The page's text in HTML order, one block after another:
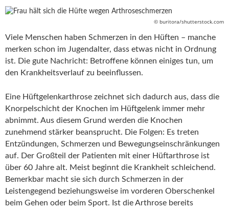
© buritora/shutterstock.com
Viele Menschen haben Schmerzen in den Hüften – manche
merken schon im Jugendalter, dass etwas nicht in Ordnung
ist. Die gute Nachricht: Betroffene können einiges tun, um
den Krankheitsverlauf zu beeinflussen.
Eine Hüftgelenkarthrose zeichnet sich dadurch aus, dass die
Knorpelschicht der Knochen im Hüftgelenk immer mehr
abnimmt. Aus diesem Grund werden die Knochen
zunehmend stärker beansprucht. Die Folgen: Es treten
Entzündungen, Schmerzen und Bewegungseinschränkungen
auf. Der Großteil der Patienten mit einer Hüftarthrose ist
über 60 Jahre alt. Meist beginnt die Krankheit schleichend.
Bemerkbar macht sie sich durch Schmerzen in der
Leistengegend beziehungsweise im vorderen Oberschenkel
beim Gehen oder beim Sport. Ist die Arthrose bereits